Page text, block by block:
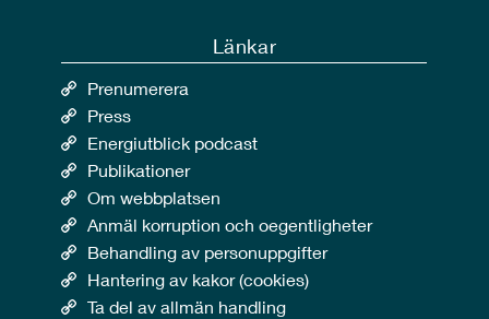
Länkar
Prenumerera
Press
Energiutblick podcast
Publikationer
Om webbplatsen
Anmäl korruption och oegentligheter
Behandling av personuppgifter
Hantering av kakor (cookies)
Ta del av allmän handling